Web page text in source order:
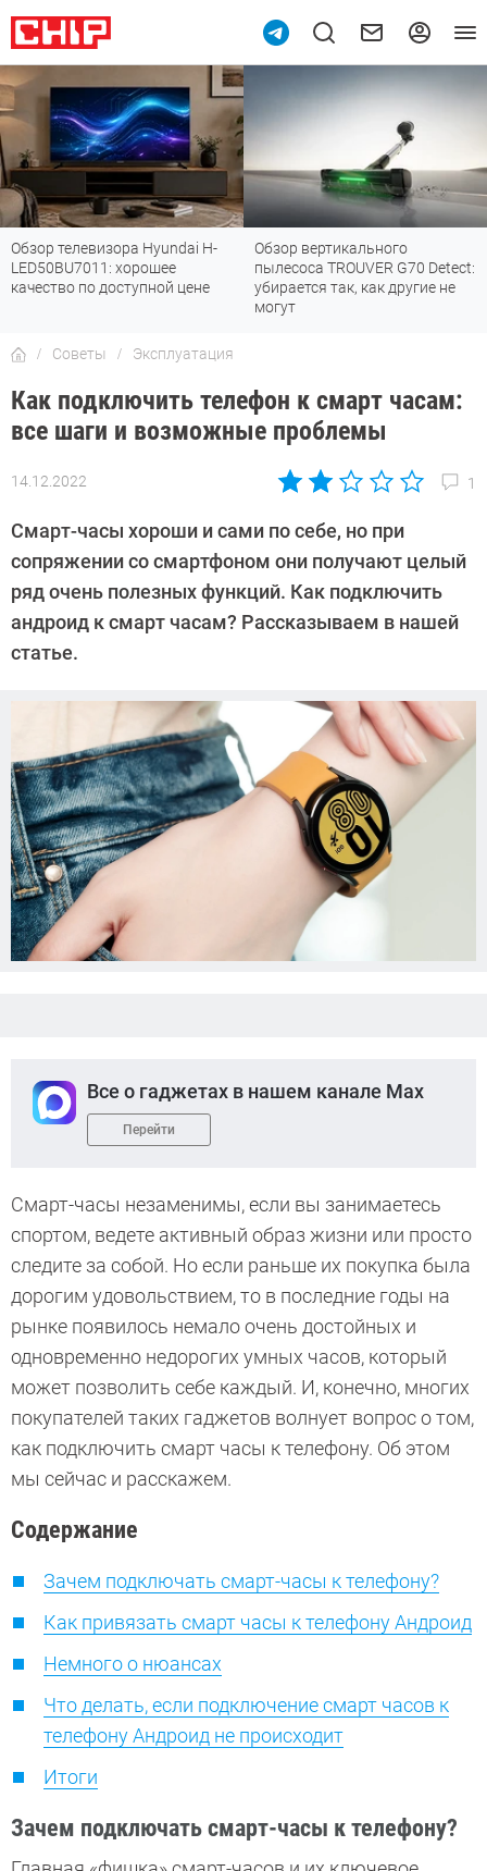
Обзор телевизора Hyundai H-
LED50BU7011: хорошее
качество по доступной цене
Обзор вертикального
пылесоса TROUVER G70 Detect:
убирается так, как другие не
могут
Советы Эксплуатация
Как подключить телефон к смарт часам:
все шаги и возможные проблемы
14.12.2022 1
Автор:
Смарт-часы хороши и сами по себе, но при
сопряжении со смартфоном они получают целый
ряд очень полезных функций. Как подключить
андроид к смарт часам? Рассказываем в нашей
статье.
Все о гаджетах в нашем канале Max
Перейти
Смарт-часы незаменимы, если вы занимаетесь
спортом, ведете активный образ жизни или просто
следите за собой. Но если раньше их покупка была
дорогим удовольствием, то в последние годы на
рынке появилось немало очень достойных и
одновременно недорогих умных часов, который
может позволить себе каждый. И, конечно, многих
покупателей таких гаджетов волнует вопрос о том,
как подключить смарт часы к телефону. Об этом
мы сейчас и расскажем.
Содержание
Зачем подключать смарт-часы к телефону?
Как привязать смарт часы к телефону Андроид
Немного о нюансах
Что делать, если подключение смарт часов к
телефону Андроид не происходит
Итоги
Зачем подключать смарт-часы к телефону?